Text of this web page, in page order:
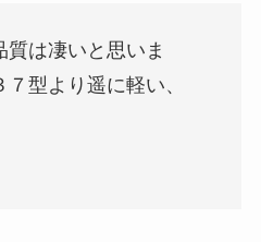
質は凄いと思いま
型より遥に軽い、